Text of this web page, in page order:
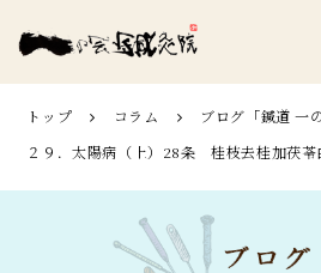
トップ コラム
ブログ「鍼道 ⼀
２９．太陽病（上）28条 桂枝去桂加茯苓